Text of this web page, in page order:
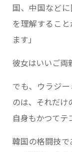
国、中国など
を理解するこ
ます」
彼女はいいご両
でも、ウラジ
のは、それだけ
自身もかつてテ
韓国の格闘技